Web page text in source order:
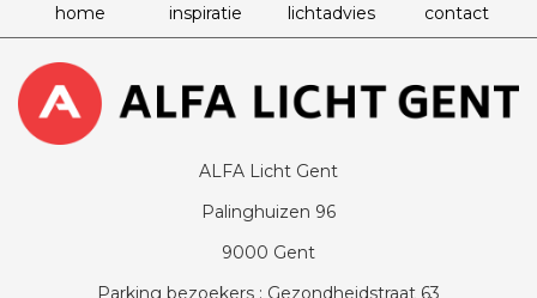
home inspiratie lichtadvies contact
ALFA Licht Gent
Palinghuizen 96
9000 Gent